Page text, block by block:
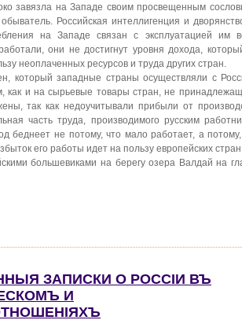
завязла на Западе своим просвещенным
Российская интеллигенция и
на Западе связан с эксплуатацией им
они не достигнут уровня дохода,
неоплаченных ресурсов и труда других стран.
который западные страны осуществляли с
как и на сырьевые товары стран, не
так как недоучитывали прибыли от
часть труда, производимого русским
беднеет не потому, что мало работает, а
его работы идет на пользу европейских стран.
большевиками на берегу озера Валдай на
ЗАПИСКИ О РОССIИ ВЪ
И